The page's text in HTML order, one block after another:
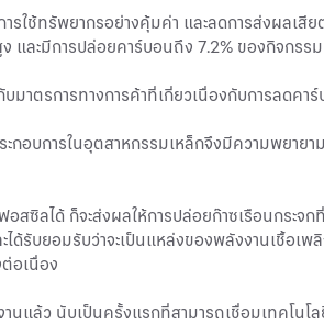
ใช้ทรัพยากรอย่างคุ้มค่า และลดการส่งผลเสี
และมีการปล่อยคาร์บอนถึง 7.2% ของกิจกร
าตรการทางการค้าที่เกี่ยวเนื่องกับการลดคาร์
อบการในอุตสาหกรรมเหล็กจึงมีความพยายา
สซิลได้ ก็จะส่งผลให้การปล่อยก๊าซเรือนกระ
ด้รับยอมรับว่าจะเป็นแหล่งของพลังงานเชื้อเ
อเนื่อง
แล้ว นับเป็นครั้งแรกที่สามารถเชื่อมเทคโนโล